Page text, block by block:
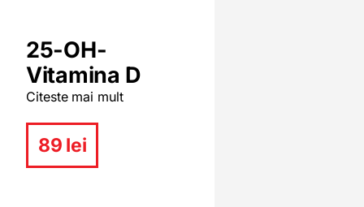
25-OH-
Vitamina D
Citeste mai mult
89 lei